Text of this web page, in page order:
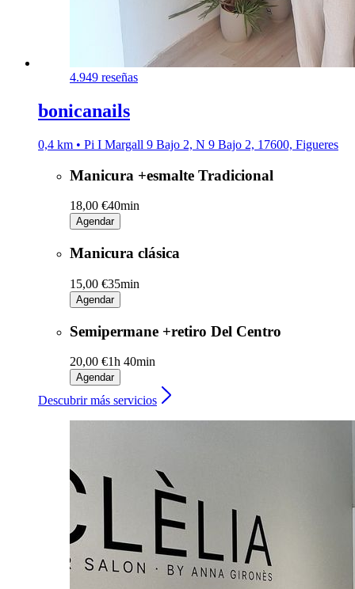
4.949 reseñas
bonicanails
0,4 km • Pi I Margall 9 Bajo 2, N 9 Bajo 2, 17600, Figueres
Manicura +esmalte Tradicional
18,00 €40min
Agendar
Manicura clásica
15,00 €35min
Agendar
Semipermane +retiro Del Centro
20,00 €1h 40min
Agendar
Descubrir más servicios